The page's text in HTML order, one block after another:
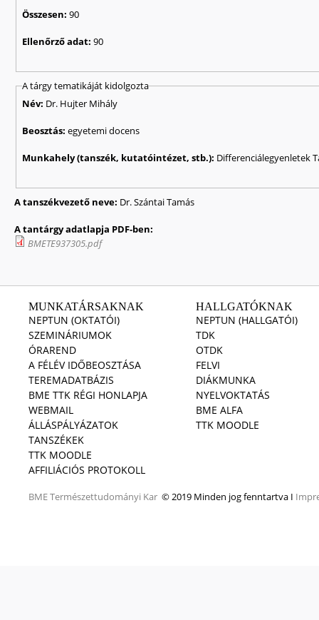
Összesen:90
Ellenőrző adat:90
A tárgy tematikáját kidolgozta
Név: Dr. Hujter Mihály
Beosztás:egyetemi docens
Munkahely (tanszék, kutatóintézet, stb.): Differenciálegyenletek
A tanszékvezető neve: Dr. Szántai Tamás
A tantárgy adatlapja PDF-ben:
BMETE937305.pdf
MUNKATÁRSAKNAK
NEPTUN (OKTATÓI)
SZEMINÁRIUMOK
ÓRAREND
A FÉLÉV IDŐBEOSZTÁSA
TEREMADATBÁZIS
BME TTK RÉGI HONLAPJA
WEBMAIL
ÁLLÁSPÁLYÁZATOK
TANSZÉKEK
TTK MOODLE
AFFILIÁCIÓS PROTOKOLL
BMETermészettudományi Kar © 2019 Minden jog fenntartva I
HALLGATÓKNAK
NEPTUN (HALLGATÓI)
TDK
OTDK
FELVI
DIÁKMUNKA
NYELVOKTATÁS
BME ALFA
TTK MOODLE